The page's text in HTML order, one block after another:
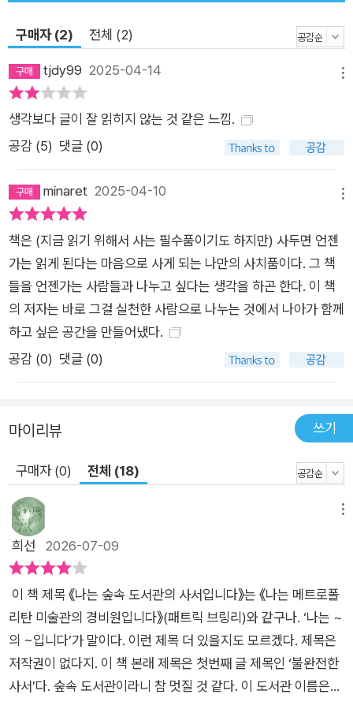
자는 ‘불완전한 사서’라는 제목을 통해 인간은 누구든 도움이 필
아채기를, 한쪽으로 쏠린 상상력의 균형을 잡기를 독자들에게 요
청한다. “책은 다른 세상으로 통하는 창문입니다.” 살아내기 위해
책을 읽어온 사서의 특별한 기록 ‘책은 창문이다.’ 이 책에서 저자
아오키 미아코가 한결같이 유지하는 관점이다. 문처럼 손잡이를
돌리면 곧장 다른 세계로 나갈 수는 없지만 지금 있는 곳과는 다
른 세계를 느낄 수 있는, 시간과 공간을 뛰어넘어 다채로운 풍경
과 바람과 빛을 데려와주는 근사한 창문. 저자는 어릴 적부터 다
른 사람과 소통하는 것을 어려워하는 대신 책을 가까이했고, 그
시절부터 읽었던 그림책과 동화책을 통해 자신을 더 깊이 들여다
보고 다른 사람을 이해하려는 노력을 계속해왔다. 어릴 적부터 책
의 세계에서 살아온 사서의 에세이답게 《한밤중 톰의 정원에서》
같은 어린이 고전부터 역사 문헌까지 여러 도서를 풍부하게 인용
하고 있어 넓은 독서를 가능하게 해주며, 책이 말하고자 하는 바
를 지금 우리의 문제와 연결해 고민하게 하는 깊은 독서로 이끌어
자는 도서관의 서가를 ‘근사한 창문을 잔뜩 낸 벽’이라고 칭한다.
그리고 사서는 누군가를 창가로 불러 “저쪽에 예쁜 꽃이 피어 있
어요”, “여기에 서 있으면 상쾌한 바람이 불어요” 하고 말을 걸 수
있는 사람이라는 사실을 깨닫게 된다. 어린 시절에는 혼자서 창가
에 서 있었지만, 이제는 다른 사람들을 창가로 초대하고 자신도
다른 이들이 열어둔 창가로 가서 함께 창밖 풍경을 바라본다. 즉
함께 책을 읽자고 청하고 다른 사람의 초대에도 기꺼이 응하는 것
이다. 이렇게 함께 책을 읽는 행위가 나와 타인이 하나가 되어 생
각하고 공동체를 구축해 나가는 마중물이 되기를 희망한다. 돌봄
이란 함께 읽고, 함께 머리를 감싸쥐고 고민하는 일 가장 사적인
도서관에서 만나는 공공의 감각 루차 리브로의 가장 큰 특징은 개
인 장서를 공유한다는 것이다. 새 책이 아닌 이미 읽은 책, 게다가
구매자 (2) 전체 (2)
tjdy99 2025-04-14
생각보다 글이 잘 읽히지 않는 것 같은 느낌.
공감 (5) 댓글 (0)
minaret 2025-04-10
책은 (지금 읽기 위해서 사는 필수품이기도 하지만) 사두면 언젠
가는 읽게 된다는 마음으로 사게 되는 나만의 사치품이다. 그 책
들을 언젠가는 사람들과 나누고 싶다는 생각을 하곤 한다. 이 책
의 저자는 바로 그걸 실천한 사람으로 나누는 것에서 나아가 함께
하고 싶은 공간을 만들어냈다.
공감 (0) 댓글 (0)
마이리뷰 쓰기
구매자 (0) 전체 (18)
희선 2026-07-09
이 책 제목 《나는 숲속 도서관의 사서입니다》는 《나는 메트로폴
리탄 미술관의 경비원입니다》(패트릭 브링리)와 같구나. ‘나는 ~
의 ~입니다’가 말이다. 이런 제목 더 있을지도 모르겠다. 제목은
저작권이 없다지. 이 책 본래 제목은 첫번째 글 제목인 ‘불완전한
사서’다. 숲속 도서관이라니 참 멋질 것 같다. 이 도서관 이름은